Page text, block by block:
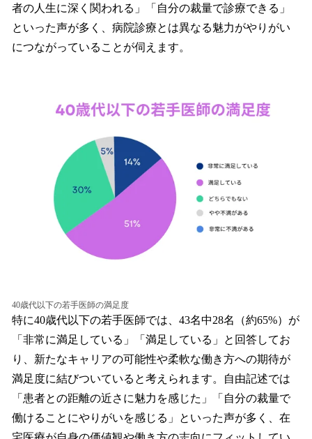
者の人生に深く関われる」「自分の裁量で診療できる」
といった声が多く、病院診療とは異なる魅力がやりがい
につながっていることが伺えます。
40歳代以下の若手医師の満足度
特に40歳代以下の若手医師では、43名中28名（約65%）が
「非常に満足している」「満足している」と回答してお
り、新たなキャリアの可能性や柔軟な働き方への期待が
満足度に結びついていると考えられます。自由記述では
「患者との距離の近さに魅力を感じた」「自分の裁量で
働けることにやりがいを感じる」といった声が多く、在